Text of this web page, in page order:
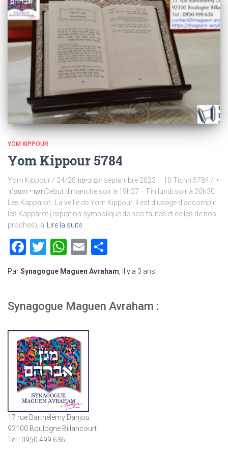
YOM KIPPOUR
Yom Kippour 5784
Yom Kippour / יום כיפור24/25 septembre 2023 – 10 Tichri 5784 / י’
תשרי תשפ’דDébut dimanche soir à 19h27 – Fin lundi soir à 20h30
Les Kapparot : La veille de Yom Kippour, il est d’usage d’accomplir
les Kapparot (expiation symbolique de nos fautes et celles de nos
proches), à
Lire la suite
Facebook
Twitter
WhatsApp
Email
ParSynagogue Maguen Avraham , il y a 3 ans
Synagogue Maguen Avraham :
17 rue Barthélémy Danjou
92100 Boulogne Billancourt
Tel : 0950 499 636